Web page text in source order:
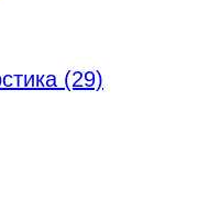
(29)